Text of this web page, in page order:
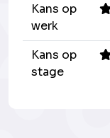
Kans op
werk
Kans op
stage